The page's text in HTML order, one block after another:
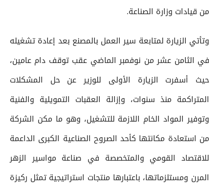
من قيادات وزارة الصناعة.
وتأتي الزيارة لمتابعة سير العمل بالمصنع بعد إعادة تشغيله
في الثامن عشر من نوفمبر الماضي عقب توقف دام عامين،
حيث أسفرت الزيارة الأولى للوزير عن حل المشكلات
المتراكمة منذ سنوات، وإزالة العقبات التمويلية والفنية
وتوفير المواد الخام اللازمة للتشغيل، وهو ما مكن الشركة
من استعادة مكانتها كأحد الصروح الصناعية الكبرى الداعمة
للاقتصاد القومي والمتخصصة في صناعة مواسير الزهر
المرن ومستلزماتها، باعتبارها منتجات استراتيجية تمثل ركيزة